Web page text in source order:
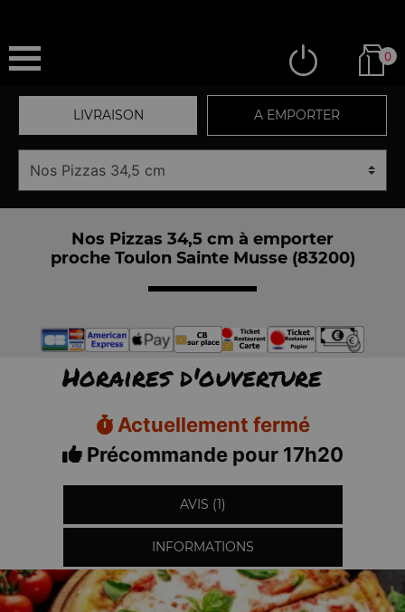
0
LIVRAISON A EMPORTER
Nos Pizzas 34,5 cm à emporter
proche Toulon Sainte Musse (83200)
Horaires d'ouverture
Actuellement fermé
Précommande pour 17h20
AVIS (1)
INFORMATIONS